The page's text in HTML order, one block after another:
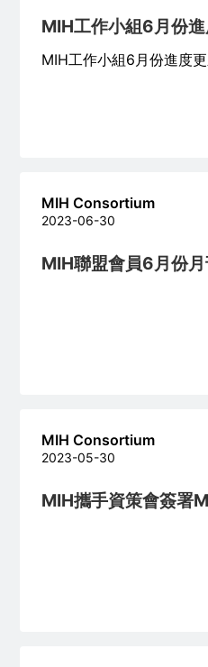
MIH工作小組6月份
MIH工作小組6月份進度
MIH Consortium
2023-06-30
MIH聯盟會員6月份月
MIH Consortium
2023-05-30
MIH攜手資策會簽署